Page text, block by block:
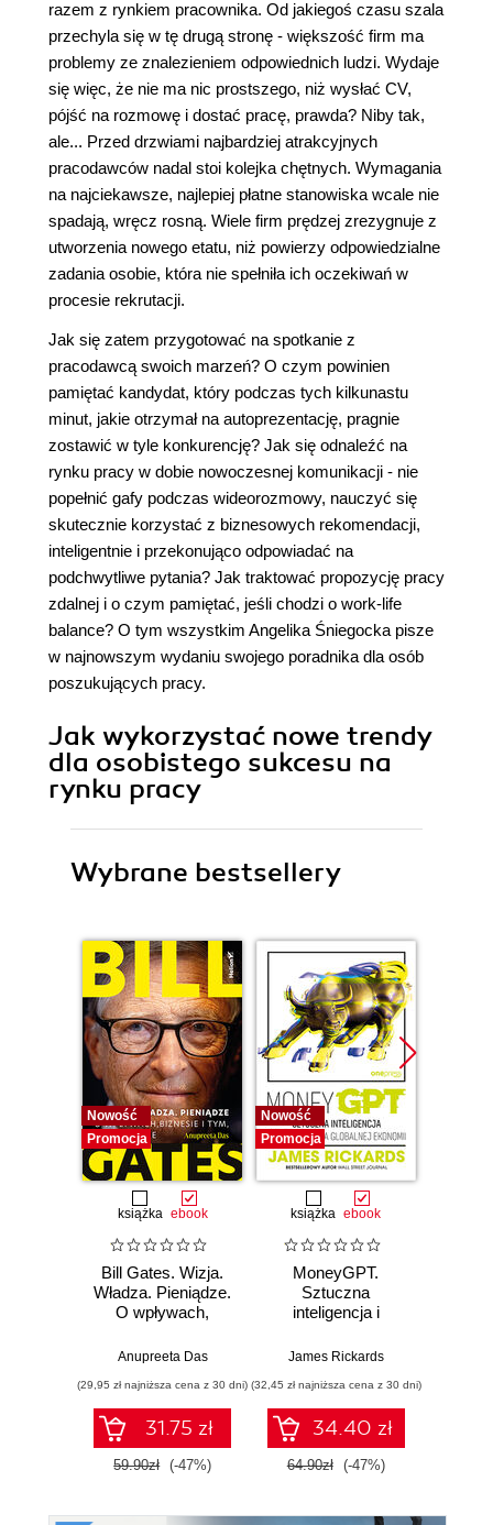
razem z rynkiem pracownika. Od jakiegoś czasu szala
przechyla się w tę drugą stronę - większość firm ma
problemy ze znalezieniem odpowiednich ludzi. Wydaje
się więc, że nie ma nic prostszego, niż wysłać CV,
pójść na rozmowę i dostać pracę, prawda? Niby tak,
ale... Przed drzwiami najbardziej atrakcyjnych
pracodawców nadal stoi kolejka chętnych. Wymagania
na najciekawsze, najlepiej płatne stanowiska wcale nie
spadają, wręcz rosną. Wiele firm prędzej zrezygnuje z
utworzenia nowego etatu, niż powierzy odpowiedzialne
zadania osobie, która nie spełniła ich oczekiwań w
procesie rekrutacji.
Jak się zatem przygotować na spotkanie z
pracodawcą swoich marzeń? O czym powinien
pamiętać kandydat, który podczas tych kilkunastu
minut, jakie otrzymał na autoprezentację, pragnie
zostawić w tyle konkurencję? Jak się odnaleźć na
rynku pracy w dobie nowoczesnej komunikacji - nie
popełnić gafy podczas wideorozmowy, nauczyć się
skutecznie korzystać z biznesowych rekomendacji,
inteligentnie i przekonująco odpowiadać na
podchwytliwe pytania? Jak traktować propozycję pracy
zdalnej i o czym pamiętać, jeśli chodzi o work-life
balance? O tym wszystkim Angelika Śniegocka pisze
w najnowszym wydaniu swojego poradnika dla osób
poszukujących pracy.
Jak wykorzystać nowe trendy
dla osobistego sukcesu na
rynku pracy
Wybrane bestsellery
Nowość
Promocja
książka ebook
Bill Gates. Wizja.
Władza. Pieniądze.
O wpływach,
niejawne
Anupreeta Das
(29,95 zł najniższa cena z 30 dni)
31.75 zł
59.90zł (-47%)
Nowość
Promocja
książka ebook
MoneyGPT.
Sztuczna
inteligencja i
globalnej ekonomii
James Rickards
(32,45 zł najniższa cena z 30 dni)
34.40 zł
64.90zł (-47%)